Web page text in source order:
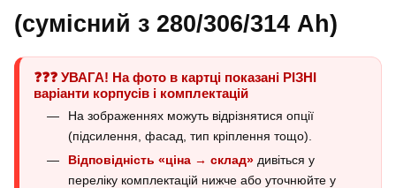
(сумісний з 280/306/314 Ah)
❓❓❓ УВАГА! На фото в картці показані РІЗНІ
варіанти корпусів і комплектацій
На зображеннях можуть відрізнятися опції
(підсилення, фасад, тип кріплення тощо).
Відповідність «ціна → склад» дивіться у
переліку комплектацій нижче або уточнюйте у